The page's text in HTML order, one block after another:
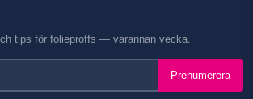
tips för folieproffs — varannan vecka.
Prenumerera